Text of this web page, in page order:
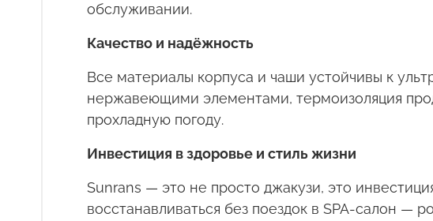
обслуживании.
Качество и надёжность
Все материалы корпуса и чаши устойчивы к
нержавеющими элементами, термоизоляция
прохладную погоду.
Инвестиция в здоровье и стиль жизни
Sunrans — это не просто джакузи, это
восстанавливаться без поездок в SPA-салон —